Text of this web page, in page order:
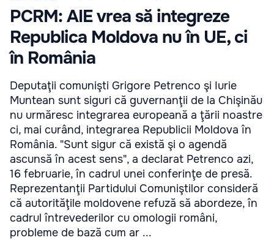
PCRM: AIE vrea să integreze
Republica Moldova nu în UE, ci
în România
Deputaţii comunişti Grigore Petrenco şi Iurie
Muntean sunt siguri că guvernanţii de la Chişinău
nu urmăresc integrarea europeană a ţării noastre
ci, mai curând, integrarea Republicii Moldova în
România. "Sunt sigur că există şi o agendă
ascunsă în acest sens", a declarat Petrenco azi,
16 februarie, în cadrul unei conferinţe de presă.
Reprezentanţii Partidului Comuniştilor consideră
că autorităţile moldovene refuză să abordeze, în
cadrul întrevederilor cu omologii români,
probleme de bază cum ar ...